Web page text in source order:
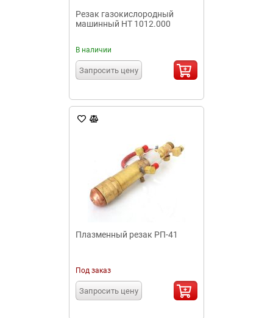
Резак газокислородный
машинный НТ 1012.000
В наличии
Запросить цену
Плазменный резак РП-41
Под заказ
Запросить цену